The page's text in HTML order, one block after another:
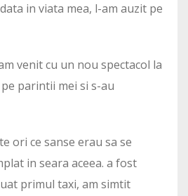
in viata mea, l-am auzit pe
venit cu un nou spectacol la
parintii mei si s-au
ori ce sanse erau sa se
in seara aceea. a fost
primul taxi, am simtit